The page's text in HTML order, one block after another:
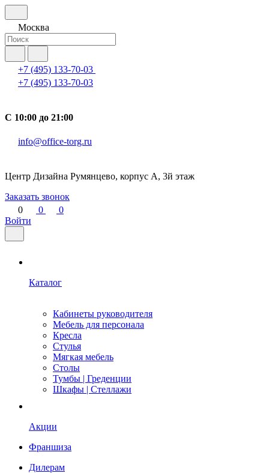
Москва
+7 (495) 133-70-03
+7 (495) 133-70-03
С 10:00 до 21:00
info@office-torg.ru
Центр Дизайна Румянцево, корпус А, 3й этаж
Заказать звонок
0
0
0
Войти
Каталог
Кабинеты руководителя
Мебель для персонала
Кресла
Стулья
Мягкая мебель
Столы
Тумбы | Греденции
Шкафы | Стеллажи
Акции
Франшиза
Дилерам